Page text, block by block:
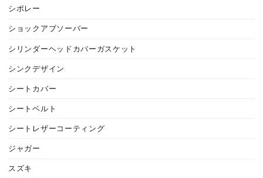
シボレー
ショックアブソーバー
シリンダーヘッドカバーガスケット
シンクデザイン
シートカバー
シートベルト
シートレザーコーティング
ジャガー
スズキ